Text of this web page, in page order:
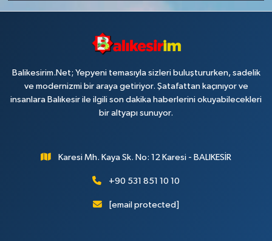
Balikesirim.Net; Yepyeni temasıyla sizleri buluştururken, sadelik
ve modernizmi bir araya getiriyor. Şatafattan kaçınıyor ve
insanlara Balıkesir ile ilgili son dakika haberlerini okuyabilecekleri
bir altyapı sunuyor.
Karesi Mh. Kaya Sk. No: 12 Karesi - BALIKESİR
+90 531 851 10 10
[email protected]